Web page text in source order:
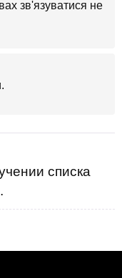
зв'язуватися не
списка